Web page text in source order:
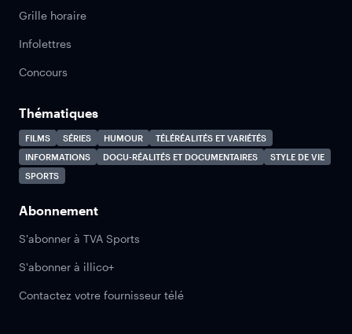
Grille horaire
Infolettres
Concours
Thématiques
FILMS SÉRIES HUMOUR
TÉLÉRÉALITÉS ET VARIÉTÉS
INFORMATIONS
DOCU-RÉALITÉS ET DOCUMENTAIRES
STYLE DE VIE
SPORTS
Abonnement
S'abonner à TVA Sports
S'abonner à illico+
Contactez votre fournisseur télé